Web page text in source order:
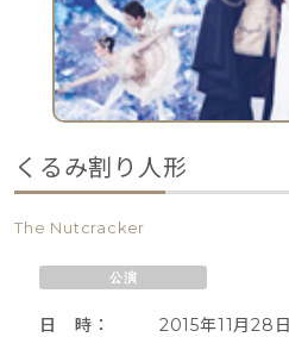
くるみ割り人形
The Nutcracker
公演
日 時：
2015年11月28日